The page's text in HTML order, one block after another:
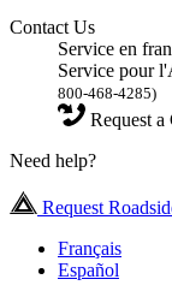
Contact Us
Service en
Service pour
800-468-4285)
Request a
Need help?
Request
Français
Español